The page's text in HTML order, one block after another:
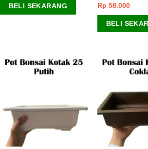
BELI SEKARANG
Rp 58.000
BELI